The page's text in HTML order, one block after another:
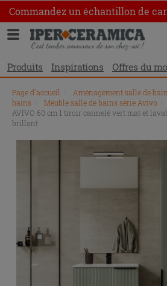
Commandez un échantillon de
Produits Inspirations Offres du
Page d'accueil Aménagement salle de
bains
Meuble salle de bains série Avivo
AVIVO 60 cm 1 tiroir cannelé vert mat et
brillant